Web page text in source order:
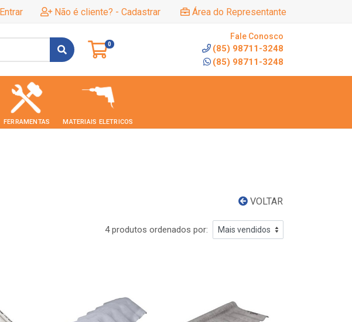
Não é cliente? - Cadastrar Área do Representante
0
Fale Conosco
(85) 98711-3248
(85) 98711-3248
FERRAMENTAS MATERIAIS ELETRICOS
VOLTAR
4 produtos ordenados por: